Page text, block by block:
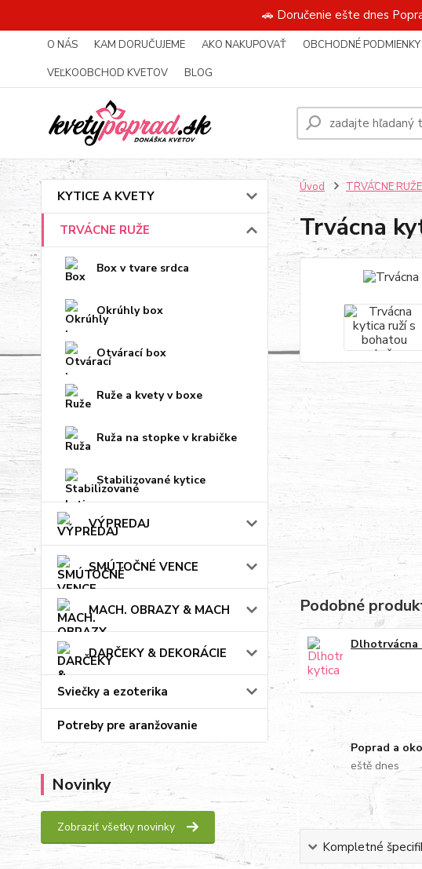
🚗 Doručenie ešte dnes
O NÁS KAM DORUČUJEME AKO NAKUPOVAŤ OBCHODNÉ
VEĽKOOBCHOD KVETOV
BLOG
KYTICE A KVETY
TRVÁCNE RUŽE
Box v tvare srdca
Okrúhly box
Otvárací box
Ruže a kvety v boxe
Ruža na stopke v krabičke
Stabilizované kytice
VÝPREDAJ
SMÚTOČNÉ VENCE
MACH. OBRAZY & MACH
DARČEKY & DEKORÁCIE
Sviečky a ezoterika
Potreby pre aranžovanie
Novinky
Zobraziť všetky novinky
Úvod TRVÁCNE RUŽE
Trvácna
Podobné
Dlhotrvácna
Poprad a
eště dnes
Kompletné